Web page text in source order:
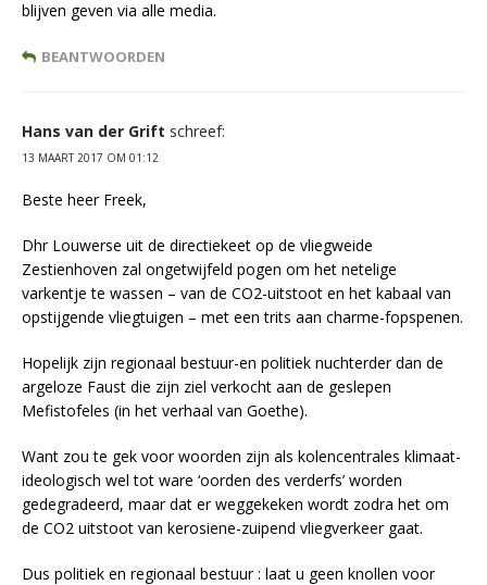
blijven geven via alle media.
BEANTWOORDEN
Hans van der Grift schreef:
13 MAART 2017 OM 01:12
Beste heer Freek,
Dhr Louwerse uit de directiekeet op de vliegweide
Zestienhoven zal ongetwijfeld pogen om het netelige
varkentje te wassen – van de CO2-uitstoot en het kabaal van
opstijgende vliegtuigen – met een trits aan charme-fopspenen.
Hopelijk zijn regionaal bestuur-en politiek nuchterder dan de
argeloze Faust die zijn ziel verkocht aan de geslepen
Mefistofeles (in het verhaal van Goethe).
Want zou te gek voor woorden zijn als kolencentrales klimaat-
ideologisch wel tot ware ‘oorden des verderfs’ worden
gedegradeerd, maar dat er weggekeken wordt zodra het om
de CO2 uitstoot van kerosiene-zuipend vliegverkeer gaat.
Dus politiek en regionaal bestuur : laat u geen knollen voor